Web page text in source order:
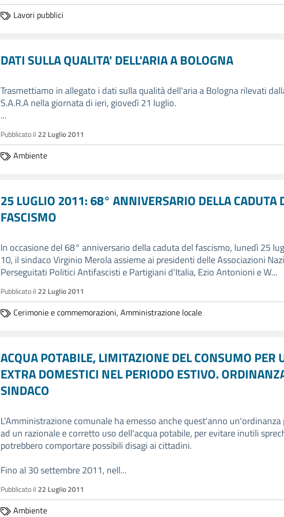
Lavori pubblici
DATI SULLA QUALITA' DELL'ARIA A BOLOGNA
Trasmettiamo in allegato i dati sulla qualità dell'aria a Bologna rilevati
S.A.R.A nella giornata di ieri, giovedì 21 luglio.
...
Pubblicato il 22 Luglio 2011
Ambiente
25 LUGLIO 2011: 68° ANNIVERSARIO DELLA CADUTA
FASCISMO
In occasione del 68° anniversario della caduta del fascismo, lunedì 25
10, il sindaco Virginio Merola assieme ai presidenti delle Associazioni
Perseguitati Politici Antifascisti e Partigiani d'Italia, Ezio Antonioni e W...
Pubblicato il 22 Luglio 2011
Cerimonie e commemorazioni, Amministrazione locale
ACQUA POTABILE, LIMITAZIONE DEL CONSUMO PER
EXTRA DOMESTICI NEL PERIODO ESTIVO.
SINDACO
L'Amministrazione comunale ha emesso anche quest'anno
ad un razionale e corretto uso dell'acqua potabile, per evitare inutili
potrebbero comportare possibili disagi ai cittadini.
Fino al 30 settembre 2011, nell...
Pubblicato il 22 Luglio 2011
Ambiente